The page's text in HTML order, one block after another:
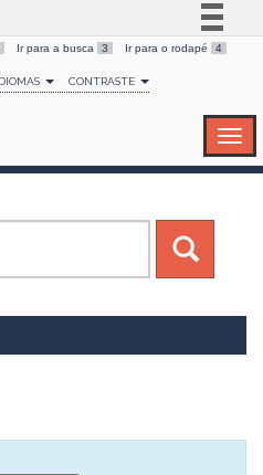
Simplifique!
Comunica BR
Canais
Ir para a busca 3 Ir para o rodapé 4
CONTRASTE